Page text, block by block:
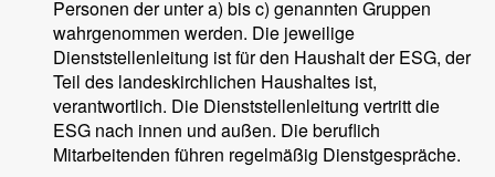
Personen der unter a) bis c) genannten Gruppen
wahrgenommen werden. Die jeweilige
Dienststellenleitung ist für den Haushalt der ESG, der
Teil des landeskirchlichen Haushaltes ist,
verantwortlich. Die Dienststellenleitung vertritt die
ESG nach innen und außen. Die beruflich
Mitarbeitenden führen regelmäßig Dienstgespräche.